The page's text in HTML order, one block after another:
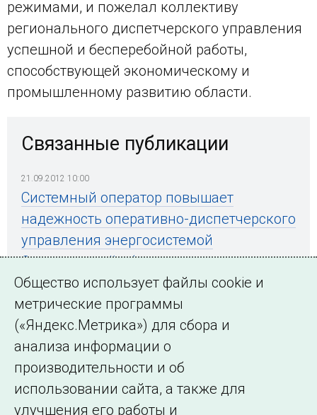
режимами, и пожелал коллективу
регионального диспетчерского управления
успешной и бесперебойной работы,
способствующей экономическому и
промышленному развитию области.
Связанные публикации
21.09.2012 10:00
Системный оператор повышает
надежность оперативно-диспетчерского
управления энергосистемой
Свердловской области
← Все публикации
Подписаться на новости
Общество использует файлы cookie и
метрические программы
(«Яндекс.Метрика») для сбора и
анализа информации о
производительности и об
использовании сайта, а также для
улучшения его работы и